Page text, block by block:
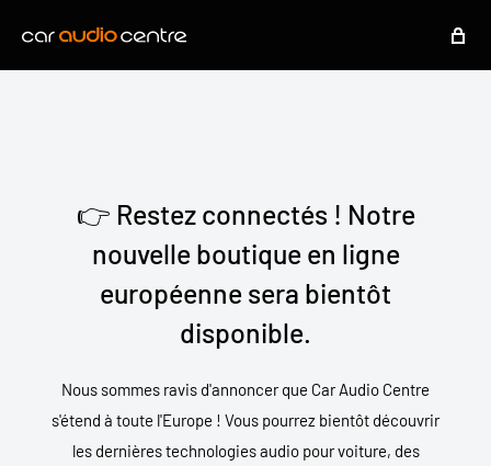
👉 Restez connectés ! Notre
nouvelle boutique en ligne
européenne sera bientôt
disponible.
Nous sommes ravis d'annoncer que Car Audio Centre
s'étend à toute l'Europe ! Vous pourrez bientôt découvrir
les dernières technologies audio pour voiture, des